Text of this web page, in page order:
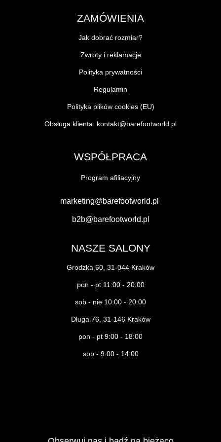
ZAMÓWIENIA
Jak dobrać rozmiar?
Zwroty i reklamacje
Polityka prywatności
Regulamin
Polityka plików cookies (EU)
Obsługa klienta: kontakt@barefootworld.pl
WSPÓŁPRACA
Program afiliacyjny
marketing@barefootworld.pl
b2b@barefootworld.pl
NASZE SALONY
Grodzka 60, 31-044 Kraków
pon - pt 11:00 - 20:00
sob - nie 10:00 - 20:00
Długa 76, 31-146 Kraków
pon - pt 9:00 - 18:00
sob - 9:00 - 14:00